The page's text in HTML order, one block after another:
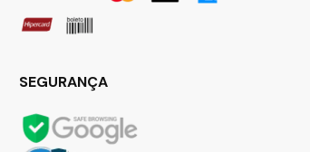
SEGURANÇA